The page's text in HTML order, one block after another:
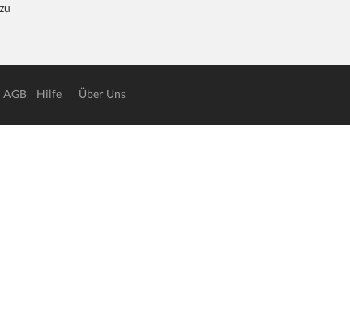
AGB Hilfe Über Uns